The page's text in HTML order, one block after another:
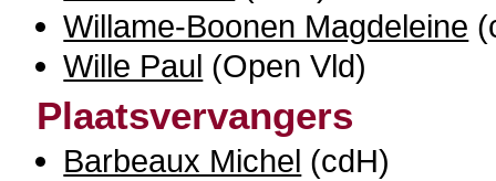
Willame-Boonen Magdeleine
Wille Paul (Open Vld)
Plaatsvervangers
Barbeaux Michel (cdH)